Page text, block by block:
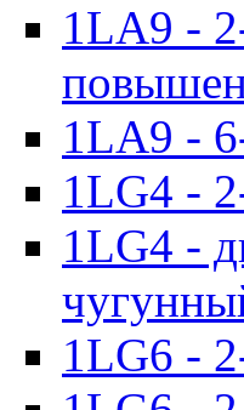
1LA9 -
1LA9 -
1LG4 -
1LG4 -
1LG6 -